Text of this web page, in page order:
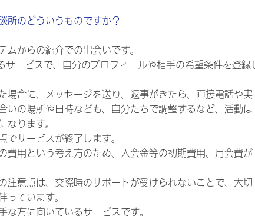
所のどういうものですか？
ムからの紹介での出会いです。
サービスで、自分のプロフィールや相手の希望条件を登録
場合に、メッセージを送り、返事がきたら、直接電話や実
いの場所や日時なども、自分たちで調整するなど、活動は
なります。
でサービスが終了します。
費用という考え方のため、入会金等の初期費用、月会費が
注意点は、交際時のサポートが受けられないことで、大切
っています。
な方に向いているサービスです。